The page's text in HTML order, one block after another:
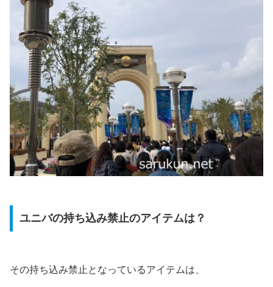
ユニバの持ち込み禁止のアイテムは？
その持ち込み禁止となっているアイテムは、